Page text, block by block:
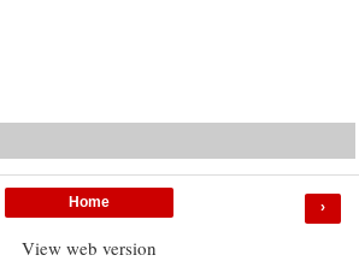
›
Home
View web version